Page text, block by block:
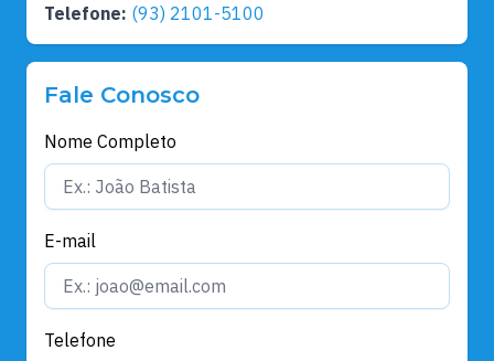
Telefone: (93) 2101-5100
Fale Conosco
Nome Completo
E-mail
Telefone